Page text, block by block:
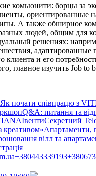
комьюнити: борцы за
ориентированные
А также обширное
людей, общим для
решениях:
адаптированные
клиента и его
главное изучить Job to
Як почати співпрацю з
Q&A: питання та
ІвентиСекретний
креативом»Апартаменти,
вілл та
+380443339193